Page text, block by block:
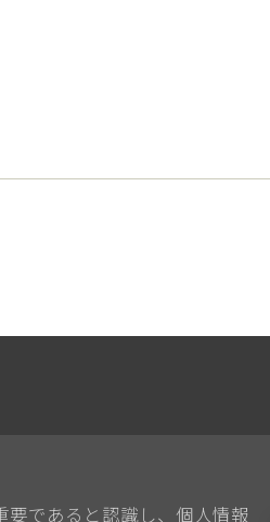
であると認識し、個人情報